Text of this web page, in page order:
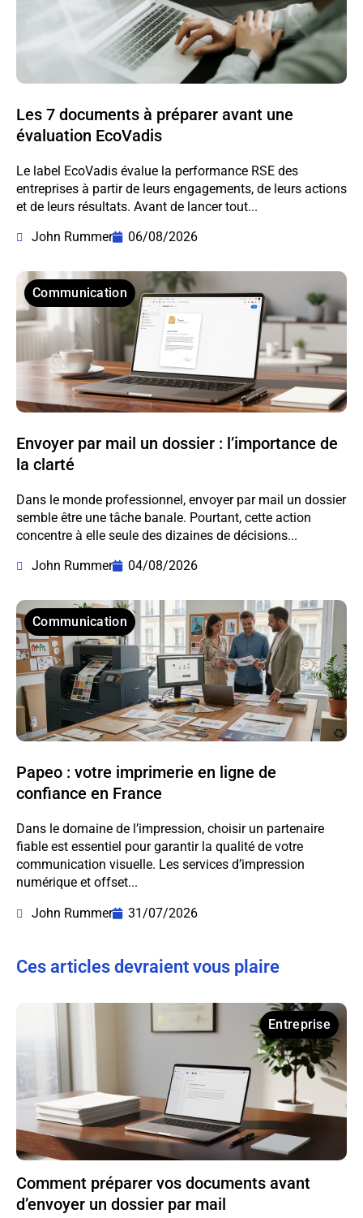
Les 7 documents à préparer avant une
évaluation EcoVadis
Le label EcoVadis évalue la performance RSE des
entreprises à partir de leurs engagements, de leurs actions
et de leurs résultats. Avant de lancer tout...
John Rummer
06/08/2026
Communication
Envoyer par mail un dossier : l’importance de
la clarté
Dans le monde professionnel, envoyer par mail un dossier
semble être une tâche banale. Pourtant, cette action
concentre à elle seule des dizaines de décisions...
John Rummer
04/08/2026
Communication
Papeo : votre imprimerie en ligne de
confiance en France
Dans le domaine de l’impression, choisir un partenaire
fiable est essentiel pour garantir la qualité de votre
communication visuelle. Les services d’impression
numérique et offset...
John Rummer
31/07/2026
Ces articles devraient vous plaire
Entreprise
Comment préparer vos documents avant
d’envoyer un dossier par mail